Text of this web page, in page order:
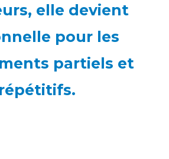
elle devient
pour les
partiels et
répétitifs.